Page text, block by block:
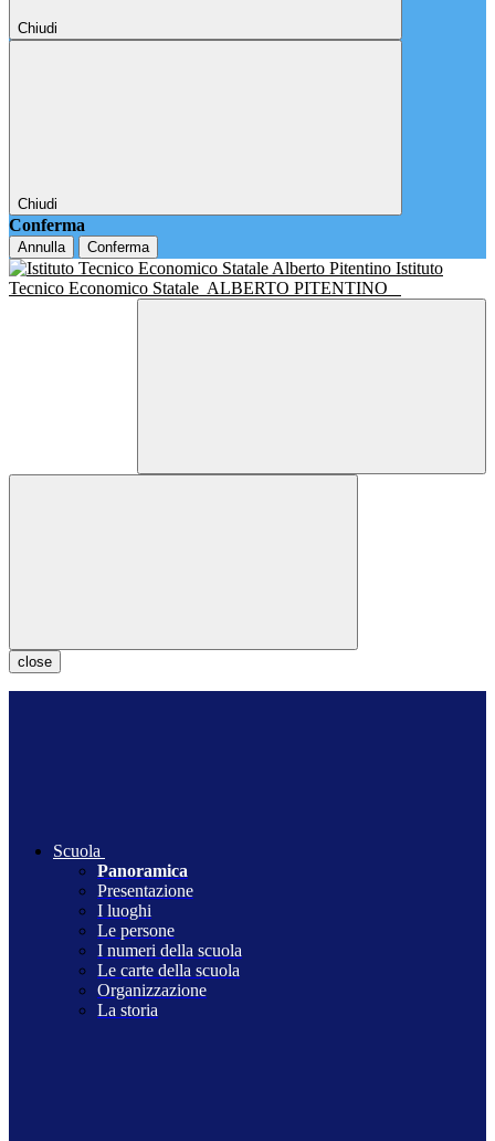
Chiudi
Chiudi
Conferma
Annulla Conferma
Istituto
Tecnico Economico Statale ALBERTO PITENTINO
close
Scuola
Panoramica
Presentazione
I luoghi
Le persone
I numeri della scuola
Le carte della scuola
Organizzazione
La storia